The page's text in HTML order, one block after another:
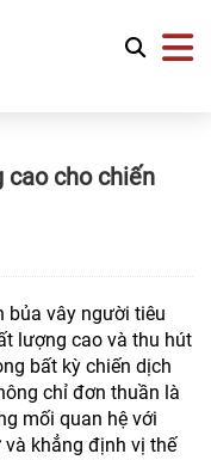
cao cho chiến
bủa vây người tiêu
lượng cao và thu hút
bất kỳ chiến dịch
chỉ đơn thuần là
mối quan hệ với
khẳng định vị thế